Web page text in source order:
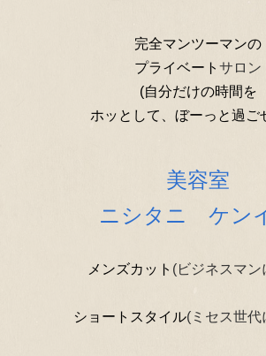
完全マンツーマンの
プライベート サロン
(自分だけの時間を
ホッとして、ぼーっと過ご
美容室
ニシタニ ケン
メンズカット (ビジネスマン
ショートスタイル(ミセス世代